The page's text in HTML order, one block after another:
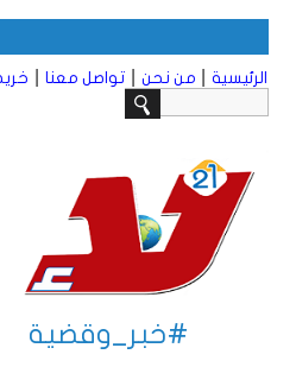
الرئيسية من نحن تواصل معنا
#خبر_وقضية